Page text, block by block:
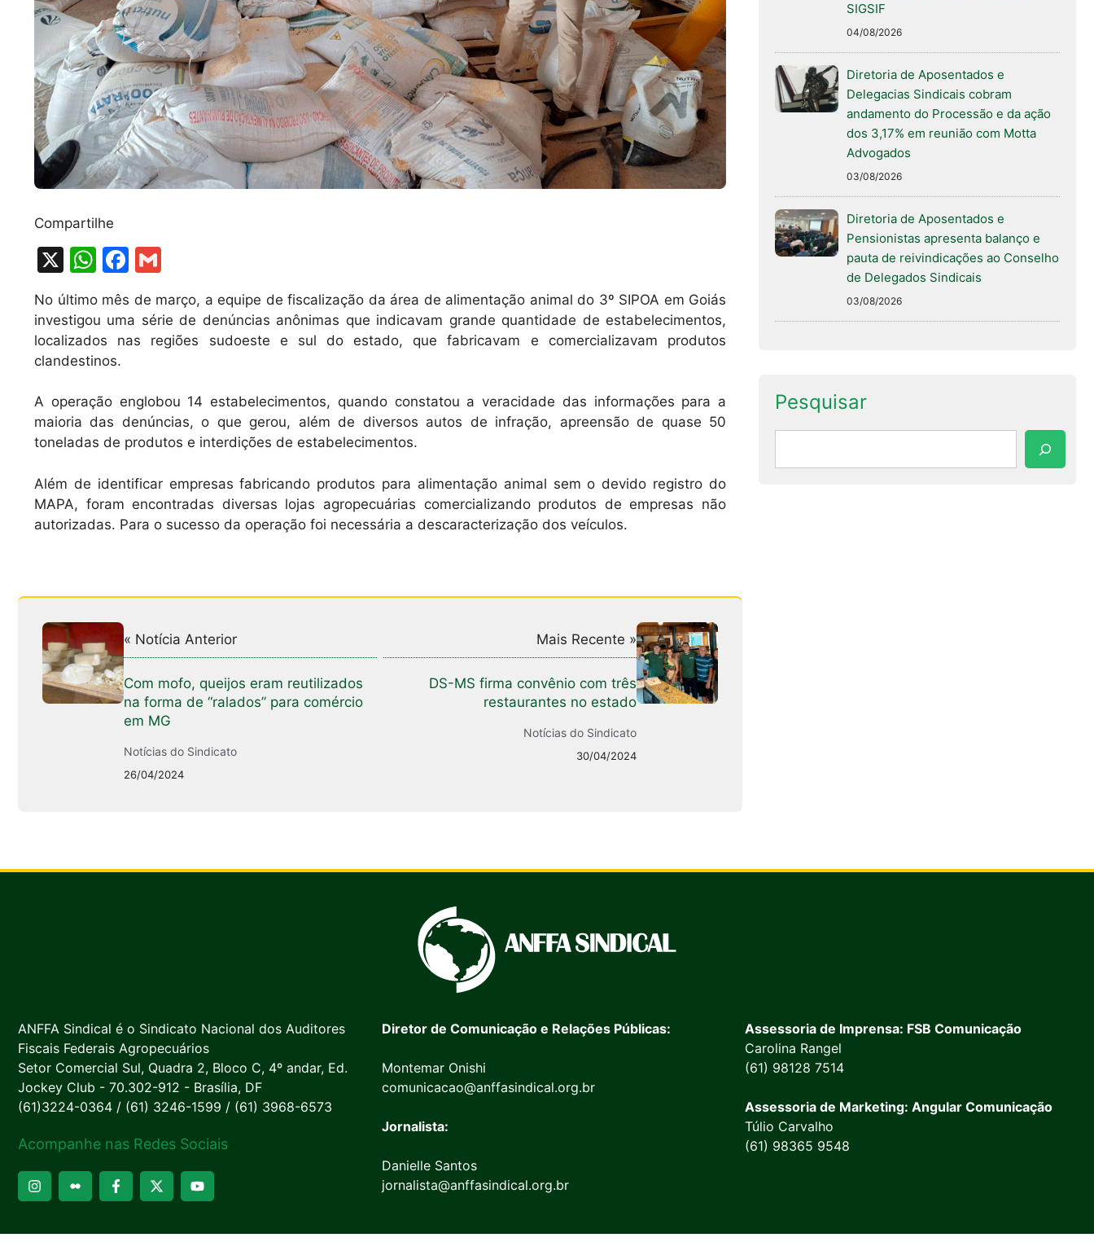
Compartilhe
X
W
at
s
A
p
p
F
a
c
e
o
o
k
ai
l
No último mês de março, a equipe de fiscalização da área de alimentação animal do 3º SIPOA em Goiás
investigou uma série de denúncias anônimas que indicavam grande quantidade de estabelecimentos,
localizados nas regiões sudoeste e sul do estado, que fabricavam e comercializavam produtos
clandestinos.
A operação englobou 14 estabelecimentos, quando constatou a veracidade das informações para a
maioria das denúncias, o que gerou, além de diversos autos de infração, apreensão de quase 50
toneladas de produtos e interdições de estabelecimentos.
Além de identificar empresas fabricando produtos para alimentação animal sem o devido registro do
MAPA, foram encontradas diversas lojas agropecuárias comercializando produtos de empresas não
autorizadas. Para o sucesso da operação foi necessária a descaracterização dos veículos.
« Notícia Anterior
Com mofo, queijos eram reutilizados
na forma de “ralados” para comércio
em MG
Notícias do Sindicato
26/04/2024
Mais Recente »
DS-MS firma convênio com três
restaurantes no estado
Notícias do Sindicato
30/04/2024
SIGSIF
04/08/2026
Diretoria de Aposentados e
Delegacias Sindicais cobram
andamento do Processão e da ação
dos 3,17% em reunião com Motta
Advogados
03/08/2026
Diretoria de Aposentados e
Pensionistas apresenta balanço e
pauta de reivindicações ao Conselho
de Delegados Sindicais
03/08/2026
Pesquisar
ANFFA Sindical é o Sindicato Nacional dos Auditores
Fiscais Federais Agropecuários
Setor Comercial Sul, Quadra 2, Bloco C, 4º andar, Ed.
Jockey Club - 70.302-912 - Brasília, DF
(61)3224-0364 / (61) 3246-1599 / (61) 3968-6573
Acompanhe nas Redes Sociais
Diretor de Comunicação e Relações Públicas:
Montemar Onishi
comunicacao@anffasindical.org.br
Jornalista:
Danielle Santos
jornalista@anffasindical.org.br
Assessoria de Imprensa: FSB Comunicação
Carolina Rangel
(61) 98128 7514
Assessoria de Marketing: Angular Comunicação
Túlio Carvalho
(61) 98365 9548